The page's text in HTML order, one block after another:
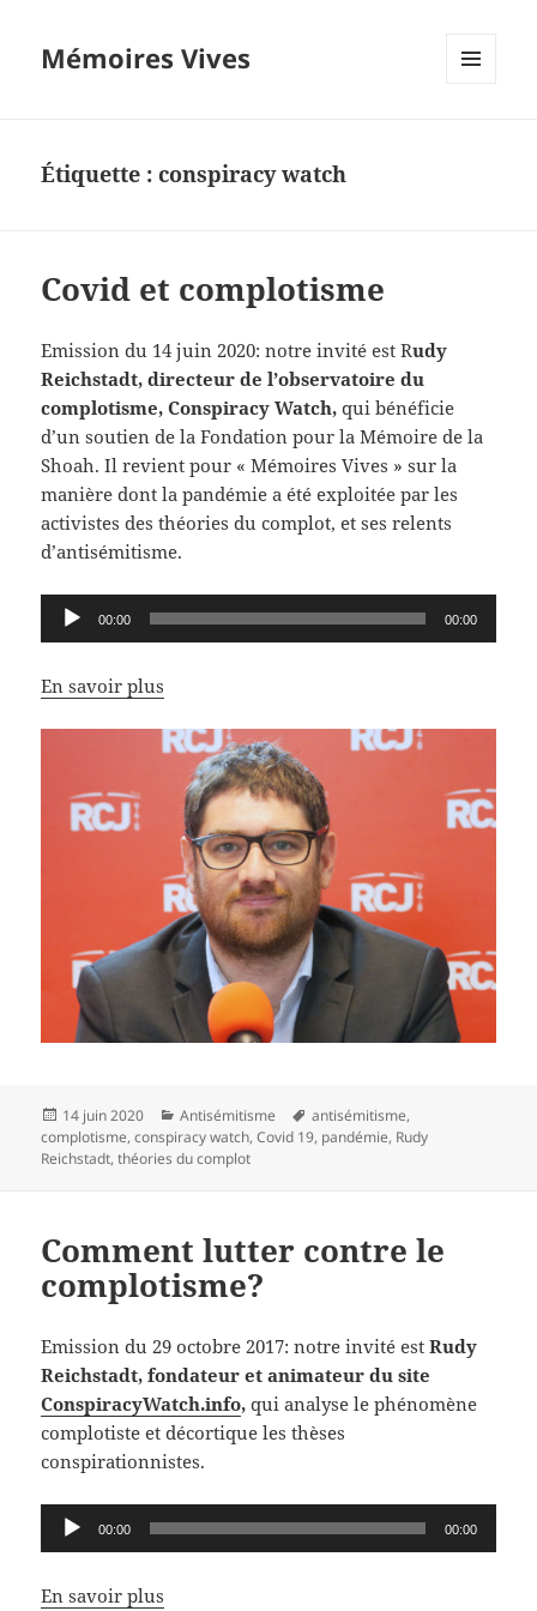
Mémoires Vives
Étiquette :conspiracy watch
Covid et complotisme
Emission du 14 juin 2020: notre invité est Rudy
Reichstadt, directeur de l’observatoire du
complotisme, Conspiracy Watch, qui bénéficie
d’un soutien de la Fondation pour la Mémoire de la
Shoah. Il revient pour « Mémoires Vives » sur la
manière dont la pandémie a été exploitée par les
activistes des théories du complot, et ses relents
d’antisémitisme.
Lecteur
audio
00:00 00:00
En savoir plus
Publié
le
14 juin 2020 Catégories
Antisémitisme
Mots-
clés
antisémitisme,
complotisme,conspiracy watch,Covid 19, pandémie, Rudy
Reichstadt,théories du complot
Comment lutter contre le
complotisme?
Emission du 29 octobre 2017: notre invité estRudy
Reichstadt, fondateur et animateur du site
ConspiracyWatch.info, qui analyse le phénomène
complotiste et décortique les thèses
conspirationnistes.
Lecteur 00:00 00:00
En savoir plus